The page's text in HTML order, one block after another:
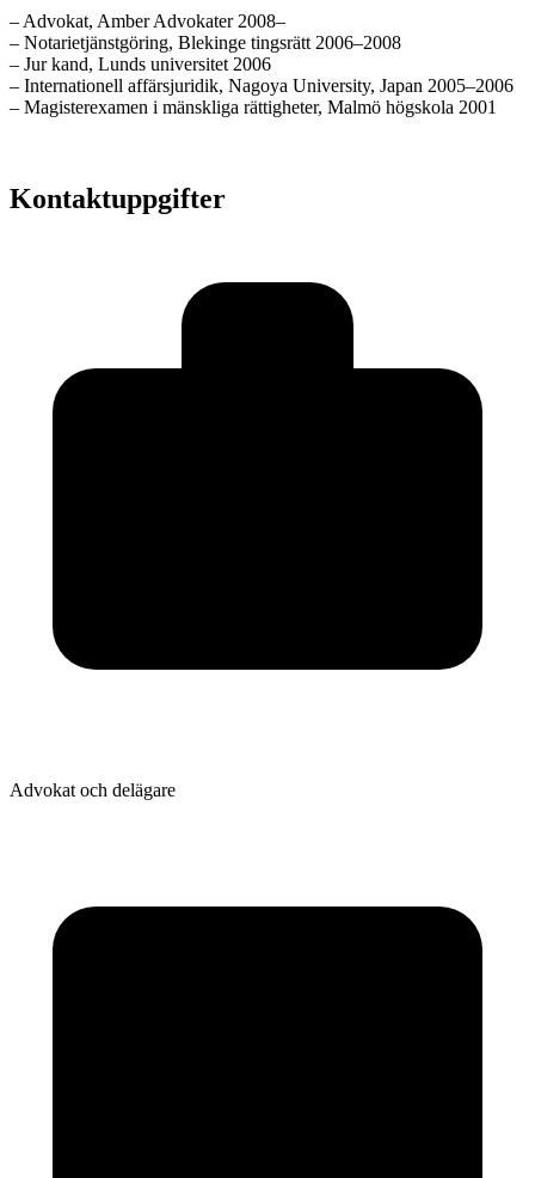
– Advokat, Amber Advokater 2008–
– Notarietjänstgöring, Blekinge tingsrätt 2006–2008
– Jur kand, Lunds universitet 2006
– Internationell affärsjuridik, Nagoya University, Japan 2005–2006
– Magisterexamen i mänskliga rättigheter, Malmö högskola 2001
Kontaktuppgifter
Advokat och delägare